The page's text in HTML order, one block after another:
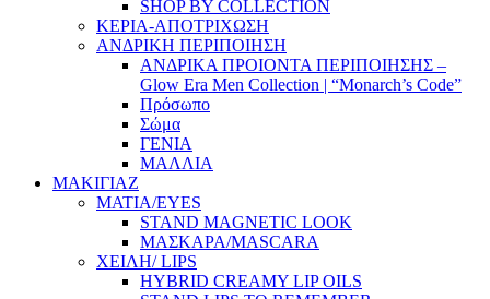
SHOP BY COLLECTION
ΚΕΡΙΑ-ΑΠΟΤΡΙΧΩΣΗ
ΑΝΔΡΙΚΗ ΠΕΡΙΠΟΙΗΣΗ
ΑΝΔΡΙΚΑ ΠΡΟΙΟΝΤΑ ΠΕΡΙΠΟΙΗΣΗΣ –
Glow Era Men Collection | “Monarch’s Code”
Πρόσωπο
Σώμα
ΓΕΝΙΑ
ΜΑΛΛΙΑ
ΜΑΚΙΓΙΑΖ
ΜΑΤΙΑ/EYES
STAND MAGNETIC LOOK
ΜΑΣΚΑΡΑ/MASCARA
ΧΕΙΛΗ/ LIPS
HYBRID CREAMY LIP OILS